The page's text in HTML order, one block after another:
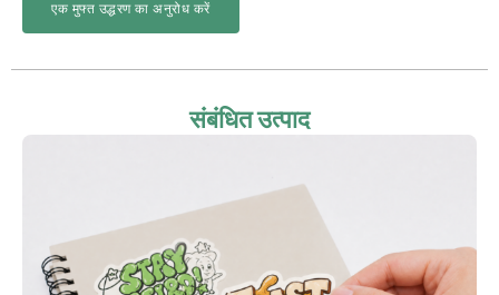
एक मुफ्त उद्धरण का अनुरोध करें
संबंधित उत्पाद